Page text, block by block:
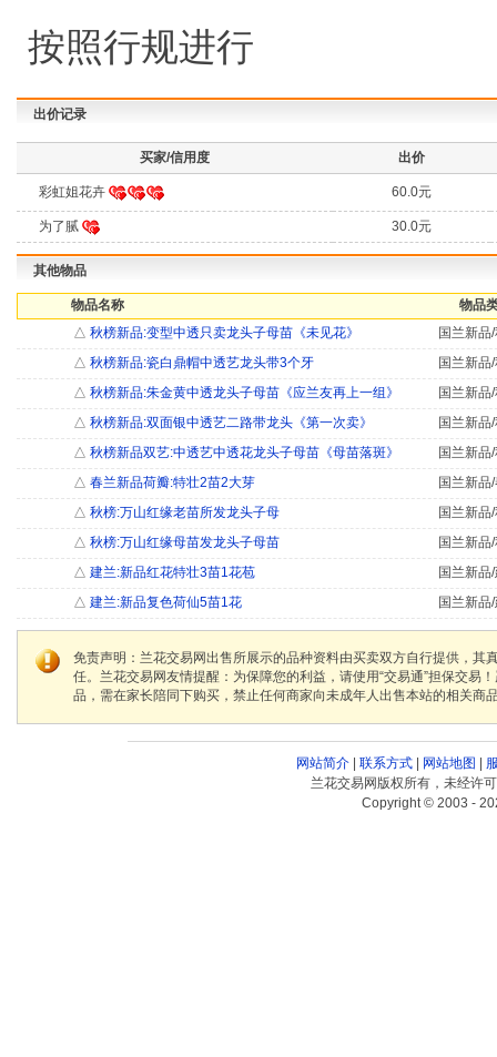
按照行规进行
出价记录
买家/信用度 出价
彩虹姐花卉 60.0元
为了腻 30.0元
其他物品
物品名称
物品
△ 秋榜新品:变型中透只卖龙头子母苗《未见花》
国兰新品
△ 秋榜新品:瓷白鼎帽中透艺龙头带3个牙
国兰新品
△ 秋榜新品:朱金黄中透龙头子母苗《应兰友再上一组》
国兰新品
△ 秋榜新品:双面银中透艺二路带龙头《第一次卖》
国兰新品
△ 秋榜新品双艺:中透艺中透花龙头子母苗《母苗落斑》
国兰新品
△ 春兰新品荷瓣:特壮2苗2大芽
国兰新品
△ 秋榜:万山红缘老苗所发龙头子母
国兰新品
△ 秋榜:万山红缘母苗发龙头子母苗
国兰新品
△ 建兰:新品红花特壮3苗1花苞
国兰新品
△ 建兰:新品复色荷仙5苗1花 国兰新品
免责声明：兰花交易网出售所展示的品种资料由买卖双方自行提供，
任。兰花交易网友情提醒：为保障您的利益，请使用“交易通”担保交
品，需在家长陪同下购买，禁止任何商家向未成年人出售本站的相关商
网站简介| 联系方式| 网站地图
兰花交易网版权所有，未经许
Copyright © 2003 -